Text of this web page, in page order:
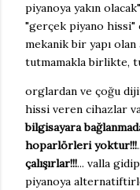
piyanoya yakın
"gerçek piyano hissi"
mekanik bir yapı
tutmamakla birlikte,
orglardan ve çoğu
hissi veren cihazlar
bilgisayara
hoparlörleri yoktur!!!
çalışırlar!!!... valla
piyanoya